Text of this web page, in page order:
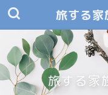
旅する家
旅する家